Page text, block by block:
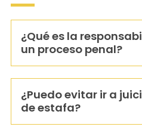
¿Qué es la
un proceso penal?
¿Puedo evitar ir a
de estafa?